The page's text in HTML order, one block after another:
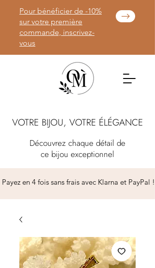
Pour bénéficier de -10%
sur votre première
commande, inscrivez-
vous
VOTRE BIJOU, VOTRE ÉLÉGANCE
Découvrez chaque détail de
ce bijou exceptionnel
Payez en 4 fois sans frais avec Klarna et PayPal !